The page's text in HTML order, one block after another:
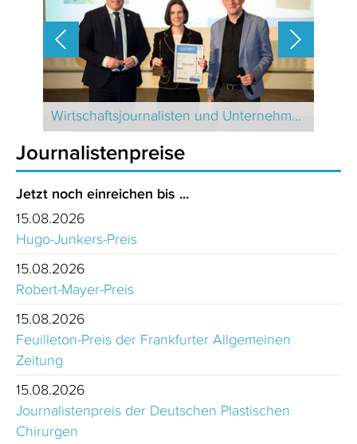
Wirtschaftsjournalisten und Unternehmenssprecher des Jahres 2024
Journalistenpreise
Jetzt noch einreichen bis ...
15.08.2026
Hugo-Junkers-Preis
15.08.2026
Robert-Mayer-Preis
15.08.2026
Feuilleton-Preis der Frankfurter Allgemeinen
Zeitung
15.08.2026
Journalistenpreis der Deutschen Plastischen
Chirurgen